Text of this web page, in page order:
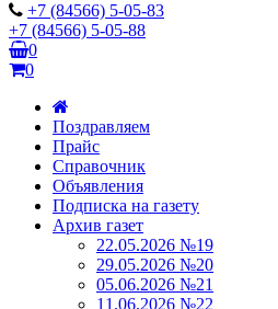
+7 (84566) 5-05-83
+7 (84566) 5-05-88
0
0
Поздравляем
Прайс
Справочник
Объявления
Подписка на газету
Архив газет
22.05.2026 №19
29.05.2026 №20
05.06.2026 №21
11.06.2026 №22